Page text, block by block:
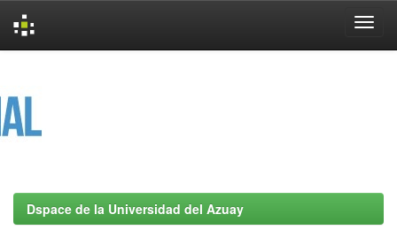
Dspace de la Universidad del Azuay